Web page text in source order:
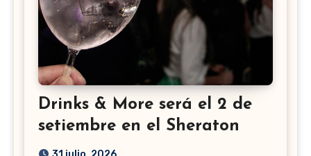
Drinks & More será el 2 de
setiembre en el Sheraton